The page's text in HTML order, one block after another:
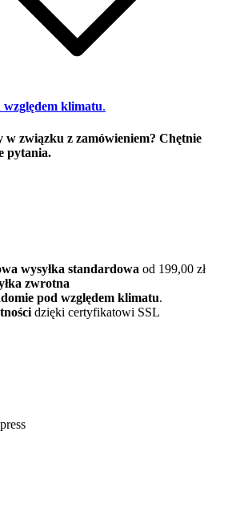
względem klimatu.
w związku z zamówieniem? Chętnie
pytania.
wysyłka standardowa od 199,00 zł
zwrotna
pod względem klimatu.
dzięki certyfikatowi SSL